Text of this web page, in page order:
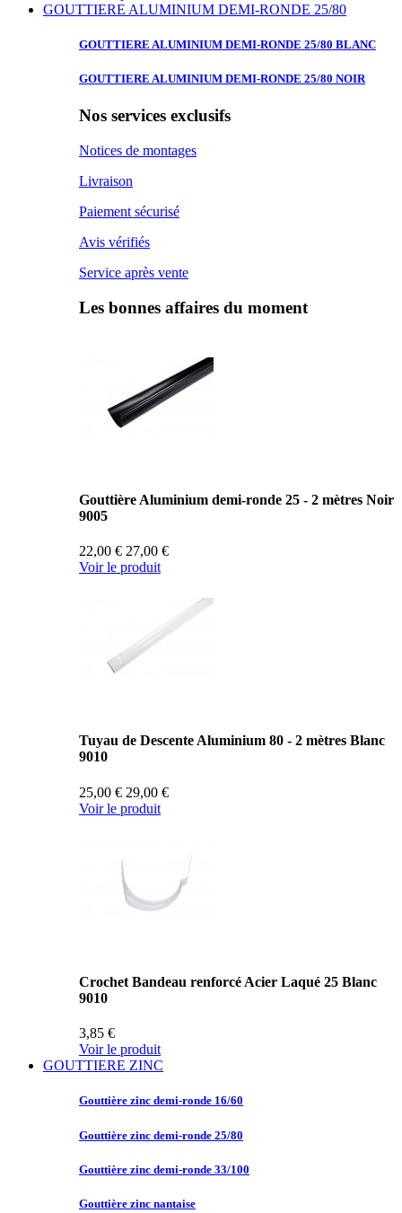
GOUTTIERE ALUMINIUM DEMI-RONDE 25/80
GOUTTIERE ALUMINIUM DEMI-RONDE 25/80 BLANC
GOUTTIERE ALUMINIUM DEMI-RONDE 25/80 NOIR
Nos services exclusifs
Notices de montages
Livraison
Paiement sécurisé
Avis vérifiés
Service après vente
Les bonnes affaires du moment
Gouttière Aluminium demi-ronde 25 - 2 mètres Noir
9005
22,00 € 27,00 €
Voir le produit
Tuyau de Descente Aluminium 80 - 2 mètres Blanc
9010
25,00 € 29,00 €
Voir le produit
Crochet Bandeau renforcé Acier Laqué 25 Blanc
9010
3,85 €
Voir le produit
GOUTTIERE ZINC
Gouttière zinc demi-ronde 16/60
Gouttière zinc demi-ronde 25/80
Gouttière zinc demi-ronde 33/100
Gouttière zinc nantaise